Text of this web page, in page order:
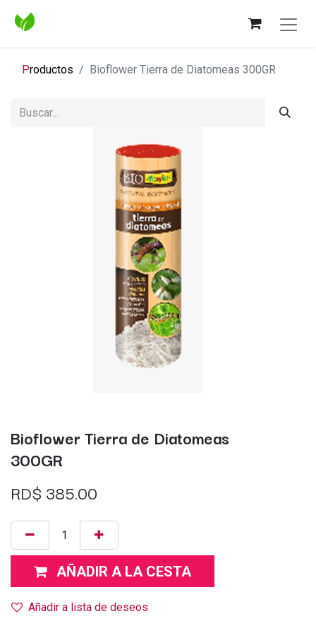
Productos Bioflower Tierra de Diatomeas 300GR
Bioflower Tierra de Diatomeas
300GR
RD$ 385.00
AÑADIR A LA CESTA
Añadir a lista de deseos